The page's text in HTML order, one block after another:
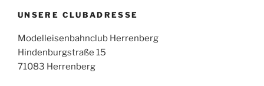
UNSERE CLUBADRESSE
Modelleisenbahnclub Herrenberg
Hindenburgstraße 15
71083 Herrenberg